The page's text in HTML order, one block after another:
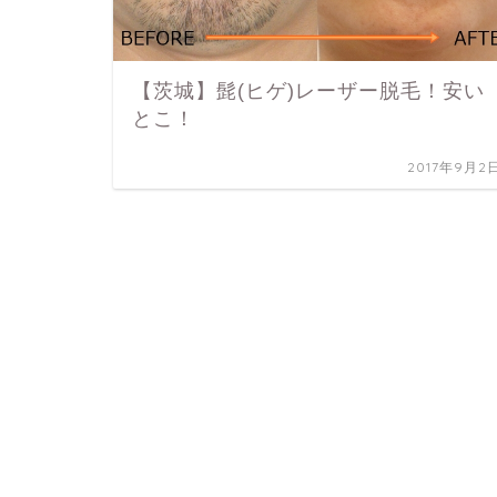
【茨城】髭(ヒゲ)レーザー脱毛！安い
とこ！
2017年9月2